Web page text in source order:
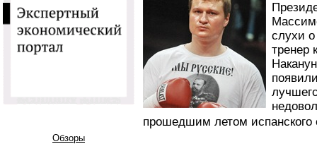
Обзоры
слухи
тренер
прошедшим летом